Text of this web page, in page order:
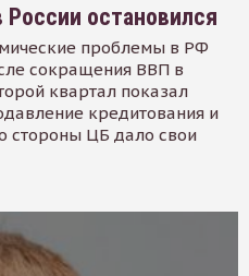
остановился
проблемы в РФ
сокращения ВВП в
квартал показал
кредитования и
стороны ЦБ дало свои